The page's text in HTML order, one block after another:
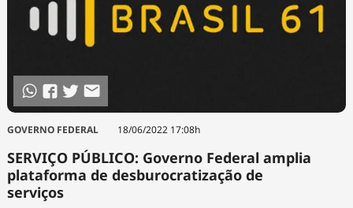
GOVERNO FEDERAL 18/06/2022 17:08h
SERVIÇO PÚBLICO: Governo Federal amplia
plataforma de desburocratização de
serviços